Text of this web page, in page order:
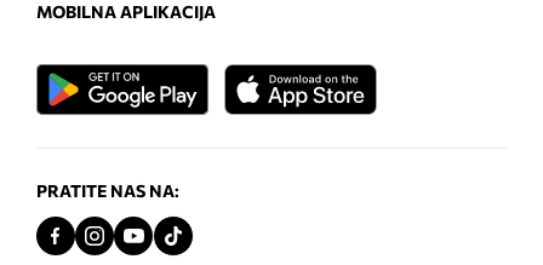
MOBILNA APLIKACIJA
PRATITE NAS NA: